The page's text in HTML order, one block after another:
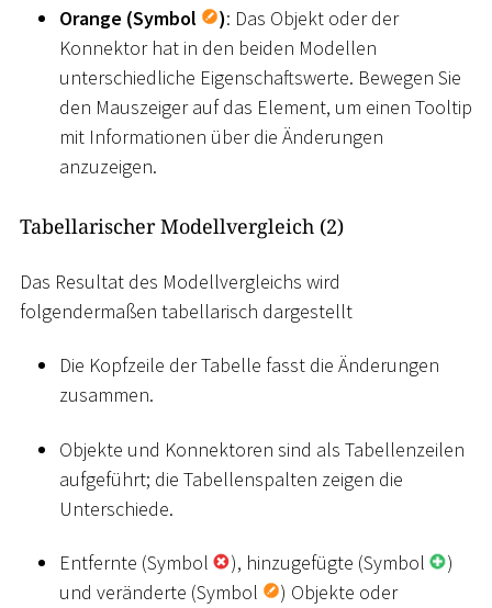
Orange (Symbol ): Das Objekt oder der
Konnektor hat in den beiden Modellen
unterschiedliche Eigenschaftswerte. Bewegen Sie
den Mauszeiger auf das Element, um einen Tooltip
mit Informationen über die Änderungen
anzuzeigen.
Tabellarischer Modellvergleich (2)
Das Resultat des Modellvergleichs wird
folgendermaßen tabellarisch dargestellt
Die Kopfzeile der Tabelle fasst die Änderungen
zusammen.
Objekte und Konnektoren sind als Tabellenzeilen
aufgeführt; die Tabellenspalten zeigen die
Unterschiede.
Entfernte (Symbol ), hinzugefügte (Symbol
)
und veränderte (Symbol
) Objekte oder